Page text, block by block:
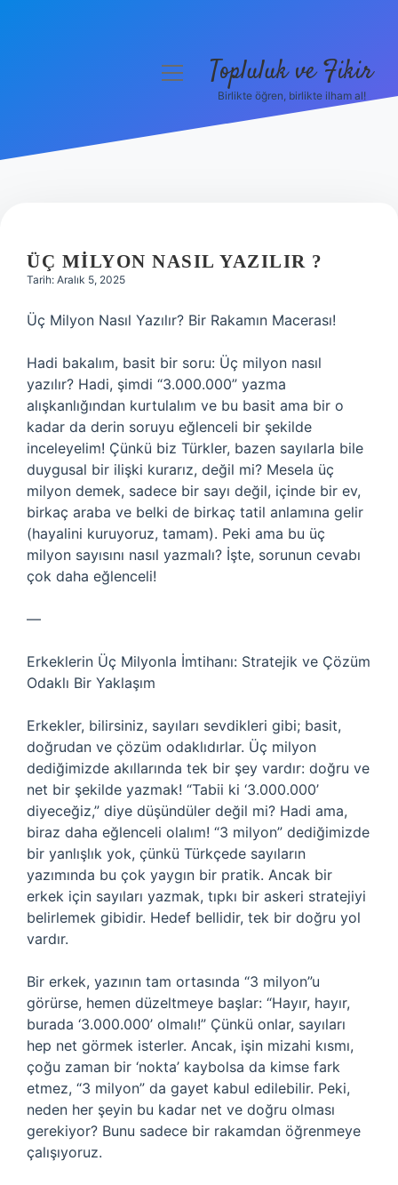
Hakkımızda
menüyüTopluluk ve Fikir
Birlikte öğren, birlikte ilham al!
ÜÇ MILYON NASIL YAZILIR ?
Tarih: Aralık 5, 2025
Üç Milyon Nasıl Yazılır? Bir Rakamın Macerası!
Hadi bakalım, basit bir soru: Üç milyon nasıl
yazılır? Hadi, şimdi “3.000.000” yazma
alışkanlığından kurtulalım ve bu basit ama bir o
kadar da derin soruyu eğlenceli bir şekilde
inceleyelim! Çünkü biz Türkler, bazen sayılarla bile
duygusal bir ilişki kurarız, değil mi? Mesela üç
milyon demek, sadece bir sayı değil, içinde bir ev,
birkaç araba ve belki de birkaç tatil anlamına gelir
(hayalini kuruyoruz, tamam). Peki ama bu üç
milyon sayısını nasıl yazmalı? İşte, sorunun cevabı
çok daha eğlenceli!
—
Erkeklerin Üç Milyonla İmtihanı: Stratejik ve Çözüm
Odaklı Bir Yaklaşım
Erkekler, bilirsiniz, sayıları sevdikleri gibi; basit,
doğrudan ve çözüm odaklıdırlar. Üç milyon
dediğimizde akıllarında tek bir şey vardır: doğru ve
net bir şekilde yazmak! “Tabii ki ‘3.000.000’
diyeceğiz,” diye düşündüler değil mi? Hadi ama,
biraz daha eğlenceli olalım! “3 milyon” dediğimizde
bir yanlışlık yok, çünkü Türkçede sayıların
yazımında bu çok yaygın bir pratik. Ancak bir
erkek için sayıları yazmak, tıpkı bir askeri stratejiyi
belirlemek gibidir. Hedef bellidir, tek bir doğru yol
vardır.
Bir erkek, yazının tam ortasında “3 milyon”u
görürse, hemen düzeltmeye başlar: “Hayır, hayır,
burada ‘3.000.000’ olmalı!” Çünkü onlar, sayıları
hep net görmek isterler. Ancak, işin mizahi kısmı,
çoğu zaman bir ‘nokta’ kaybolsa da kimse fark
etmez, “3 milyon” da gayet kabul edilebilir. Peki,
neden her şeyin bu kadar net ve doğru olması
gerekiyor? Bunu sadece bir rakamdan öğrenmeye
çalışıyoruz.